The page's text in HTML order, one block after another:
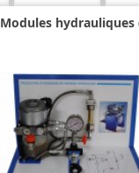
Modules hydrauliques